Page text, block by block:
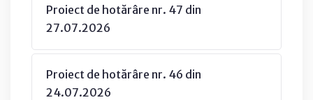
Proiect de hotărâre nr. 47 din
27.07.2026
Proiect de hotărâre nr. 46 din
24.07.2026